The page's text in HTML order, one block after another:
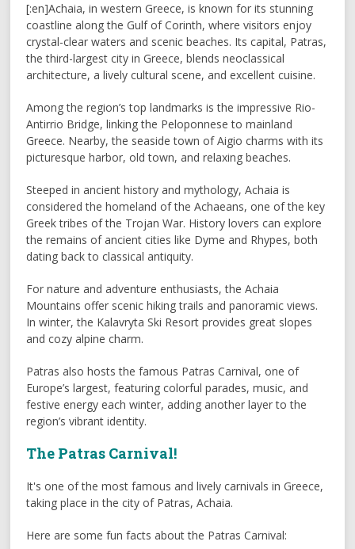
[:en]Achaia, in western Greece, is known for its stunning
coastline along the Gulf of Corinth, where visitors enjoy
crystal-clear waters and scenic beaches. Its capital, Patras,
the third-largest city in Greece, blends neoclassical
architecture, a lively cultural scene, and excellent cuisine.
Among the region’s top landmarks is the impressive Rio-
Antirrio Bridge, linking the Peloponnese to mainland
Greece. Nearby, the seaside town of Aigio charms with its
picturesque harbor, old town, and relaxing beaches.
Steeped in ancient history and mythology, Achaia is
considered the homeland of the Achaeans, one of the key
Greek tribes of the Trojan War. History lovers can explore
the remains of ancient cities like Dyme and Rhypes, both
dating back to classical antiquity.
For nature and adventure enthusiasts, the Achaia
Mountains offer scenic hiking trails and panoramic views.
In winter, the Kalavryta Ski Resort provides great slopes
and cozy alpine charm.
Patras also hosts the famous Patras Carnival, one of
Europe’s largest, featuring colorful parades, music, and
festive energy each winter, adding another layer to the
region’s vibrant identity.
The Patras Carnival!
It's one of the most famous and lively carnivals in Greece,
taking place in the city of Patras, Achaia.
Here are some fun facts about the Patras Carnival: